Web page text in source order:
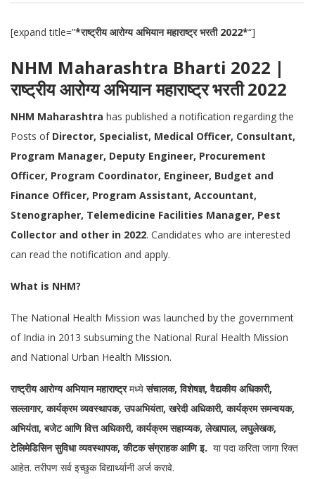
[expand title=”*राष्ट्रीय आरोग्य अभियान महाराष्ट्र भरती 2022*“]
NHM Maharashtra Bharti 2022 |
राष्ट्रीय आरोग्य अभियान महाराष्ट्र भरती 2022
NHM Maharashtra has published a notification regarding the
Posts ofDirector, Specialist, Medical Officer, Consultant,
Program Manager, Deputy Engineer, Procurement
Officer, Program Coordinator, Engineer, Budget and
Finance Officer, Program Assistant, Accountant,
Stenographer, Telemedicine Facilities Manager, Pest
Collector and other in 2022. Candidates who are interested
can read the notification and apply.
What is NHM?
The National Health Mission was launched by the government
of India in 2013 subsuming the National Rural Health Mission
and National Urban Health Mission.
राष्ट्रीय आरोग्य अभियान महाराष्ट्रमध्येसंचालक, विशेषज्ञ, वैद्यकीय अधिकारी,
सल्लागार, कार्यक्रम व्यवस्थापक, उपअभियंता, खरेदी अधिकारी, कार्यक्रम समन्वयक,
अभियंता, बजेट आणि वित्त अधिकारी, कार्यक्रम सहाय्यक, लेखापाल, लघुलेखक,
टेलिमेडिसिन सुविधा व्यवस्थापक, कीटक संग्राहक आणि इ. या पदा करिता जागा रिक्त
आहेत. तरीपण सर्व इच्छुक विद्यार्थ्यानी अर्ज करावे.